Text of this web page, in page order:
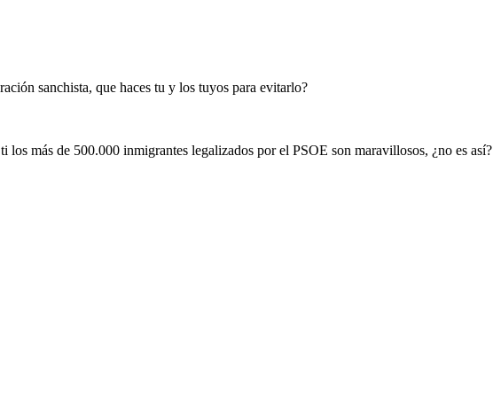
sanchista, que haces tu y los tuyos para evitarlo?
más de 500.000 inmigrantes legalizados por el PSOE son maravillosos, ¿no es así?